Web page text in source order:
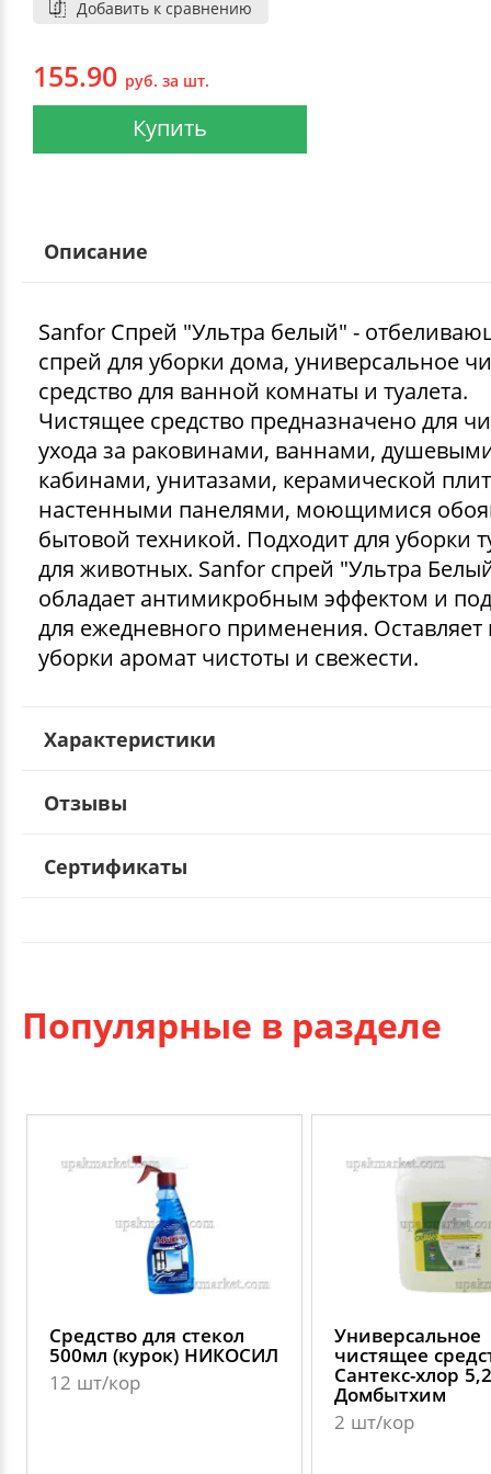
Добавить к сравнению
155.90 руб. за шт.
Купить
Описание
Sanfor Спрей "Ультра белый" -
спрей для уборки дома, универсальное
средство для ванной комнаты и туалета.
Чистящее средство предназначено для
ухода за раковинами, ваннами,
кабинами, унитазами, керамической
настенными панелями, моющимися
бытовой техникой. Подходит для уборки
для животных. Sanfor спрей "Ультра
обладает антимикробным эффектом и
для ежедневного применения. Оставляет
уборки аромат чистоты и свежести.
Характеристики
Отзывы
Сертификаты
Популярные в разделе
Средство для стекол
500мл (курок) НИКОСИЛ
12 шт/кор
Универсальное
чистящее
Сантекс-хлор
Домбытхим
2 шт/кор